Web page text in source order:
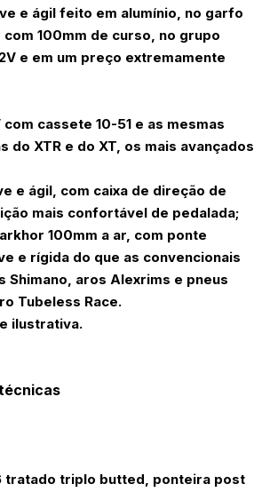
e ágil feito em alumínio, no garfo
100mm de curso, no grupo
e em um preço extremamente
com cassete 10-51 e as mesmas
do XTR e do XT, os mais avançados
e ágil, com caixa de direção de
mais confortável de pedalada;
100mm a ar, com ponte
e rígida do que as convencionais
Shimano, aros Alexrims e pneus
Tubeless Race.
ilustrativa.
tratado triplo butted, ponteira post